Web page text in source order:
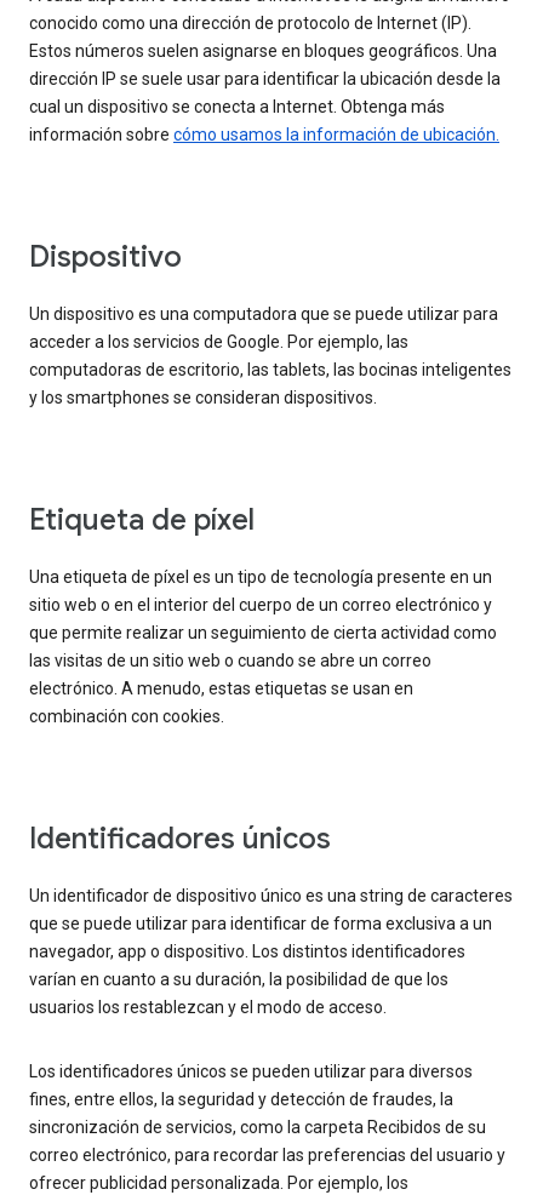
conocido como una dirección de protocolo de Internet (IP).
Estos números suelen asignarse en bloques geográficos. Una
dirección IP se suele usar para identificar la ubicación desde la
cual un dispositivo se conecta a Internet. Obtenga más
información sobre cómo usamos la información de ubicación.
Dispositivo
Un dispositivo es una computadora que se puede utilizar para
acceder a los servicios de Google. Por ejemplo, las
computadoras de escritorio, las tablets, las bocinas inteligentes
y los smartphones se consideran dispositivos.
Etiqueta de píxel
Una etiqueta de píxel es un tipo de tecnología presente en un
sitio web o en el interior del cuerpo de un correo electrónico y
que permite realizar un seguimiento de cierta actividad como
las visitas de un sitio web o cuando se abre un correo
electrónico. A menudo, estas etiquetas se usan en
combinación con cookies.
Identificadores únicos
Un identificador de dispositivo único es una string de caracteres
que se puede utilizar para identificar de forma exclusiva a un
navegador, app o dispositivo. Los distintos identificadores
varían en cuanto a su duración, la posibilidad de que los
usuarios los restablezcan y el modo de acceso.
Los identificadores únicos se pueden utilizar para diversos
fines, entre ellos, la seguridad y detección de fraudes, la
sincronización de servicios, como la carpeta Recibidos de su
correo electrónico, para recordar las preferencias del usuario y
ofrecer publicidad personalizada. Por ejemplo, los